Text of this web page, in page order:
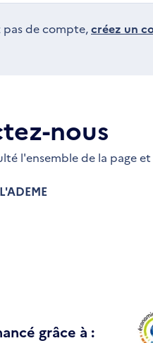
pas de compte,créez un
nous
l'ensemble de la page
grâce à :